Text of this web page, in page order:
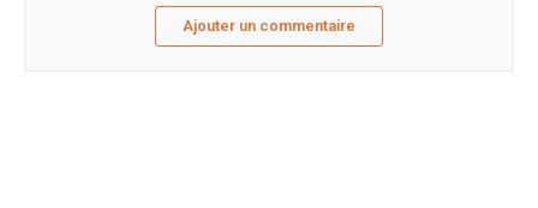
Ajouter un commentaire